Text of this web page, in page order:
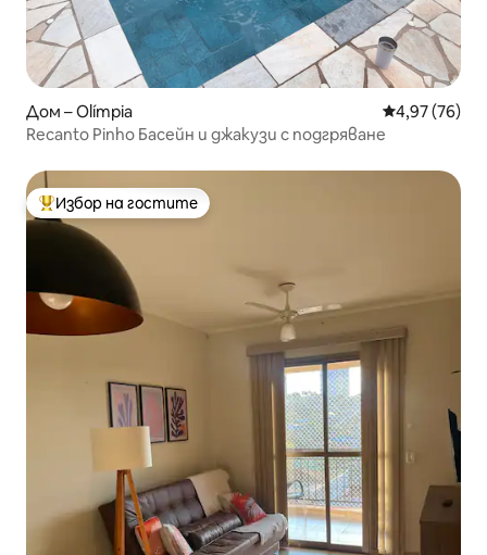
Дом – Olímpia Средна
4,97 (76)
Recanto Pinho Басейн и джакузи с подгряване
Най-популярен избор на гостите
Избор на гостите